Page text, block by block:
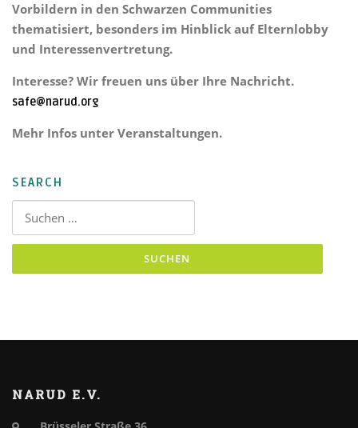
Vorbildern in den Schwarzen Communities
thematisiert, besonders im Hinblick auf Elternlobby
und Interessenvertretung.
Interesse? Wir freuen uns über Ihre Nachricht.
safe@narud.org
Mehr Infos unter Veranstaltungen.
SEARCH
Suchen nach:
NARUD E.V.